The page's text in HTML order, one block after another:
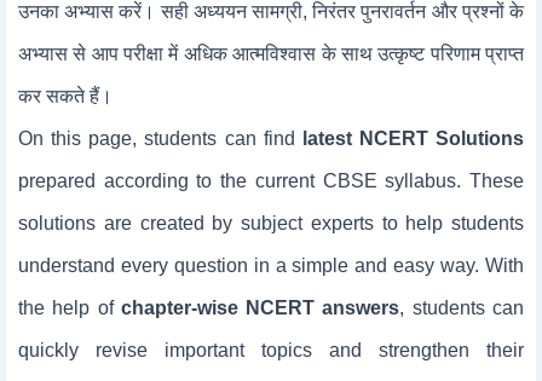
उनका अभ्यास करें। सही अध्ययन सामग्री, निरंतर पुनरावर्तन और प्रश्नों के
अभ्यास से आप परीक्षा में अधिक आत्मविश्वास के साथ उत्कृष्ट परिणाम प्राप्त
कर सकते हैं।
On this page, students can find latest NCERT Solutions
prepared according to the current CBSE syllabus. These
solutions are created by subject experts to help students
understand every question in a simple and easy way. With
the help of chapter-wise NCERT answers, students can
quickly revise important topics and strengthen their